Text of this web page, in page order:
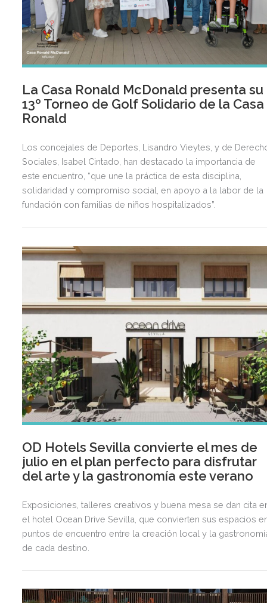
La Casa Ronald McDonald presenta su
13º Torneo de Golf Solidario de la Casa
Ronald
Los concejales de Deportes, Lisandro Vieytes, y de
Sociales, Isabel Cintado, han destacado la importancia de
este encuentro, “que une la práctica de esta disciplina,
solidaridad y compromiso social, en apoyo a la labor de la
fundación con familias de niños hospitalizados”.
OD Hotels Sevilla convierte el mes de
julio en el plan perfecto para disfrutar
del arte y la gastronomía este verano
Exposiciones, talleres creativos y buena mesa se dan cita
el hotel Ocean Drive Sevilla, que convierten sus espacios
puntos de encuentro entre la creación local y la
de cada destino.